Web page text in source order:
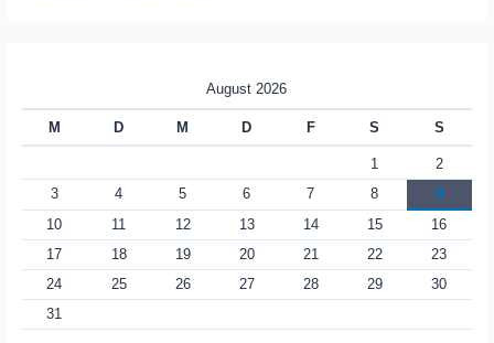
August 2026
M D M D F S S
1
2
3
4 5 6 7 8
9
10
11 12 13 14 15
16
17
18 19 20 21 22
23
24
25 26 27 28 29
30
31